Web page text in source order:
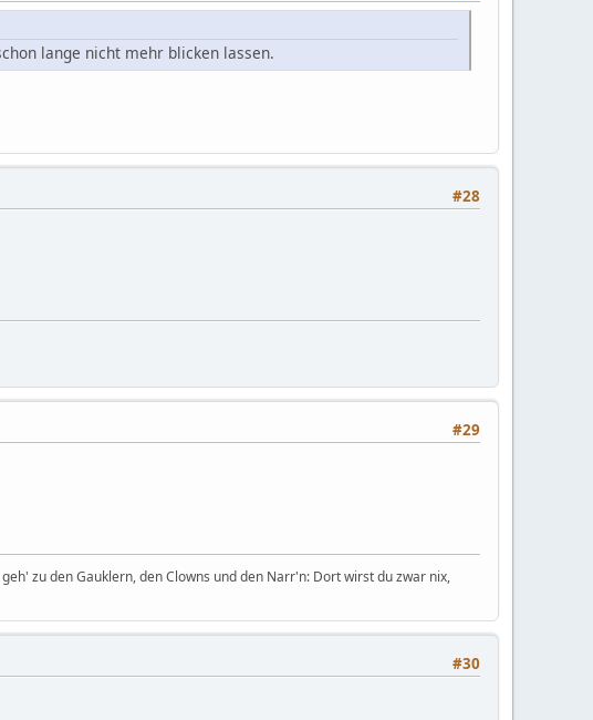
lange nicht mehr blicken lassen.
#28
#29
zu den Gauklern, den Clowns und den Narr'n: Dort wirst du zwar nix,
#30